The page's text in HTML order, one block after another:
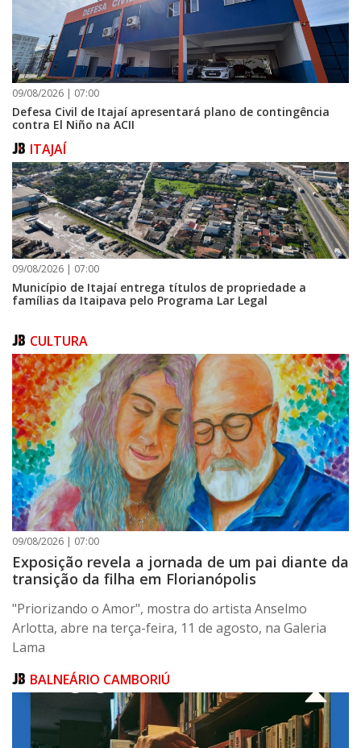
09/08/2026 | 07:00
Defesa Civil de Itajaí apresentará plano de contingência
contra El Niño na ACII
ITAJAÍ
09/08/2026 | 07:00
Município de Itajaí entrega títulos de propriedade a
famílias da Itaipava pelo Programa Lar Legal
CULTURA
09/08/2026 | 07:00
Exposição revela a jornada de um pai diante da
transição da filha em Florianópolis
"Priorizando o Amor", mostra do artista Anselmo
Arlotta, abre na terça-feira, 11 de agosto, na Galeria
Lama
BALNEÁRIO CAMBORIÚ